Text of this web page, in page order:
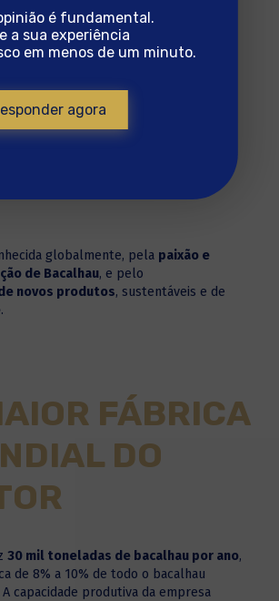
tradição, aqualidade
partilhando com as famílias de todo o
produtos alimentares saudáveis
às necessidades dos
globalmente, pela paixão e
de Bacalhau, e pelo
novos produtos, sustentáveis e de
.
FÁBRICA
DO
30 mil toneladas de bacalhau por ano,
de 8% a 10% de todo o bacalhau
capacidade produtiva da empresa
é fundamental.
a sua experiência
em menos de um minuto.
agora